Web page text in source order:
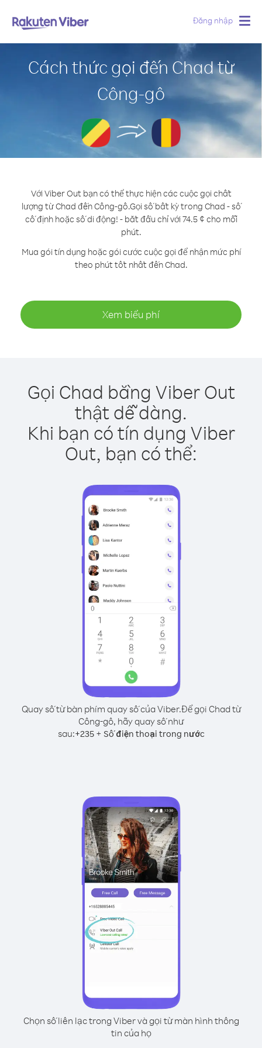
Đăng nhập
Cách thức gọi đến Chad từ
Công-gô
Với Viber Out bạn có thể thực hiện các cuộc gọi chất
lượng từ Chad đến Công-gô.Gọi số bất kỳ trong Chad - số
cố định hoặc số di động! - bắt đầu chỉ với 74.5 ¢ cho mỗi
phút.
Mua gói tín dụng hoặc gói cước cuộc gọi để nhận mức phí
theo phút tốt nhất đến Chad.
Xem biểu phí
Gọi Chad bằng Viber Out
thật dễ dàng.
Khi bạn có tín dụng Viber
Out, bạn có thể:
Quay số từ bàn phím quay số của Viber.Để gọi Chad từ
Công-gô, hãy quay số như
sau:+235+ Số điện thoại trong nước
Chọn số liên lạc trong Viber và gọi từ màn hình thông
tin của họ